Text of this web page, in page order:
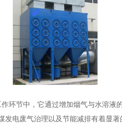
环节中，它通过增加烟气与水溶液
电废气治理以及节能减排有着显著